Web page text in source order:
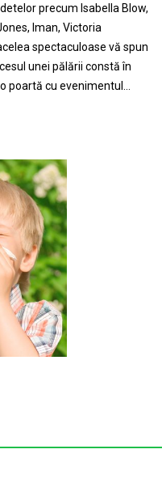
precum Isabella Blow,
Iman, Victoria
spectaculoase vă spun
unei pălării constă în
cu evenimentul...